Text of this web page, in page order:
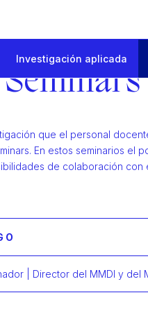
Investigación aplicada
Seminars
que el personal
En estos seminarios el
de colaboración
| Director del MMDI y del
Más información